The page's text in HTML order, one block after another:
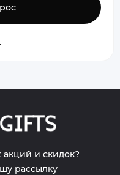
акций и скидок?
рассылку